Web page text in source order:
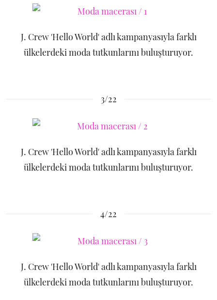
J. Crew 'Hello World' adlı kampanyasıyla farklı
ülkelerdeki moda tutkunlarını buluşturuyor.
3/22
J. Crew 'Hello World' adlı kampanyasıyla farklı
ülkelerdeki moda tutkunlarını buluşturuyor.
4/22
J. Crew 'Hello World' adlı kampanyasıyla farklı
ülkelerdeki moda tutkunlarını buluşturuyor.